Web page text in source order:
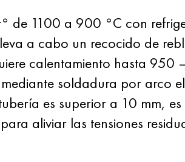
de 1100 a 900 °C con
a cabo un recocido de
calentamiento hasta
soldadura por arco
es superior a 10 mm,
aliviar las tensiones